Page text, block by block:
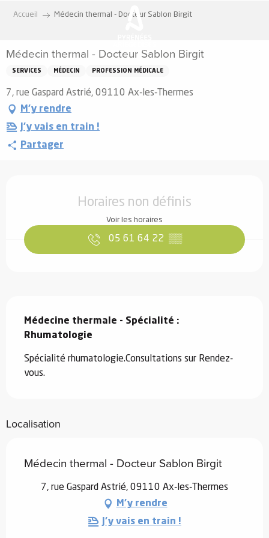
principal
Accueil Médecin thermal - Docteur Sablon Birgit
Médecin thermal - Docteur Sablon Birgit
SERVICES MÉDECIN PROFESSION MÉDICALE
7, rue Gaspard Astrié, 09110 Ax-les-Thermes
M'y rendre
J'y vais en train !
Partager
Horaires non définis
Voir les horaires
05 61 64 22 ▒▒
Médecine thermale - Spécialité :
Rhumatologie
Spécialité rhumatologie.Consultations sur Rendez-
vous.
Localisation
Médecin thermal - Docteur Sablon Birgit
7, rue Gaspard Astrié, 09110 Ax-les-Thermes
M'y rendre
J'y vais en train !